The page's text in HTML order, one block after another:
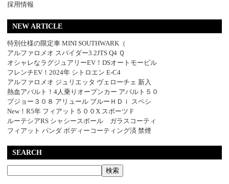
採用情報
NEW ARTICLE
特別仕様の限定車 MINI SOUTHWARK（
アルファロメオ スパイダー3.2JTS Q4 Ｑ
オシャレなラグジュアリーEV！DSオートモービル
フレンチEV！2024年 シトロエン E-C4
アルファロメオ ジュリエッタ ヴェローチェ 新入
熱血アバルト！4人乗りオープンカー アバルト５０
プジョー３０８ アリュール ブルーＨＤｉ スペシ
New！R5年 フィアット５００X スポーツ F
ルーテシアRS シャシースポール ガラスコーティ
フィアット パンダ ボディーコーティング済 禁煙
SEARCH